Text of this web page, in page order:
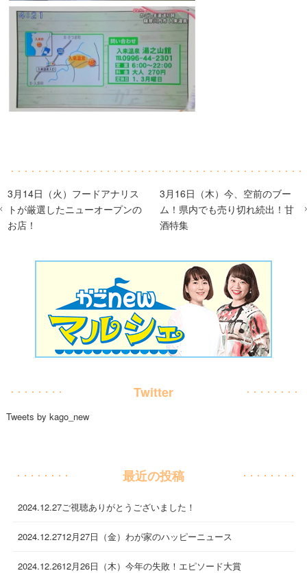
3月14日（火）フードアナリス
トが厳選したニューオープンの
お店！
3月16日（木）今、空前のブー
ム！県内でも売り切れ続出！甘
酒特集
Twitter
Tweets by kago_new
最近の投稿
2024.12.27ご視聴ありがとうございました！
2024.12.2712月27日（金）わが家のハッピーニュース
2024.12.2612月26日（木）今年の失敗！エピソード大賞